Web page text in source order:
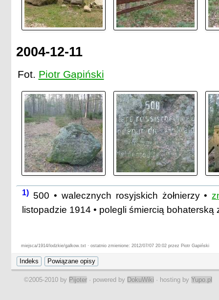
2004-12-11
Fot. Piotr Gapiński
1) 500 • walecznych rosyjskich żołnierzy •
listopadzie 1914 • polegli śmiercią bohaterską
miejsca/1914/lodzkie/galkow.txt · ostatnio zmienione: 2012/07/07 20:02 przez Piotr Gapiński
©2005-2010 by Pijoter · powered by DokuWiki · hosting by Yupo.pl